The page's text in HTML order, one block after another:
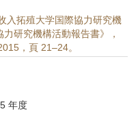
入拓殖大学国際協力研究機
研究機構活動報告書》，
，頁 21–24。
年度